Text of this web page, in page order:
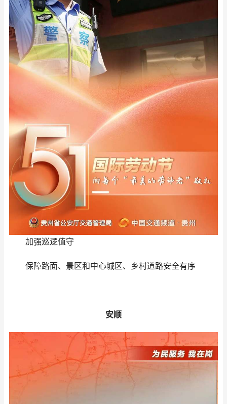
加强巡逻值守
保障路面、景区和中心城区、乡村道路安全有序
安顺